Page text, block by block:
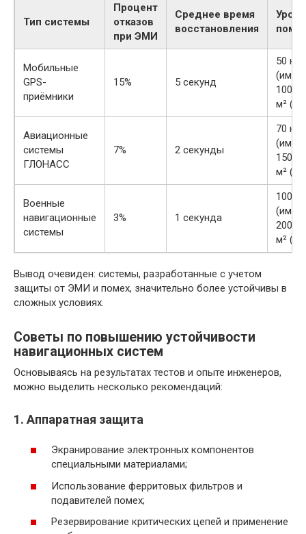
Тип системы
Процент
отказов
при ЭМИ
Среднее время
восстановления
Мобильные
GPS-
приёмники
15% 5 секунд
50
100
м²
Авиационные
системы
ГЛОНАСС
7% 2 секунды
70
150
м²
Военные
навигационные
системы
3% 1 секунда
100
200
м²
Вывод очевиден: системы, разработанные с учетом
защиты от ЭМИ и помех, значительно более устойчивы в
сложных условиях.
Советы по повышению устойчивости
навигационных систем
Основываясь на результатах тестов и опыте инженеров,
можно выделить несколько рекомендаций:
1. Аппаратная защита
Экранирование электронных компонентов
специальными материалами;
Использование ферритовых фильтров и
подавителей помех;
Резервирование критических цепей и применение